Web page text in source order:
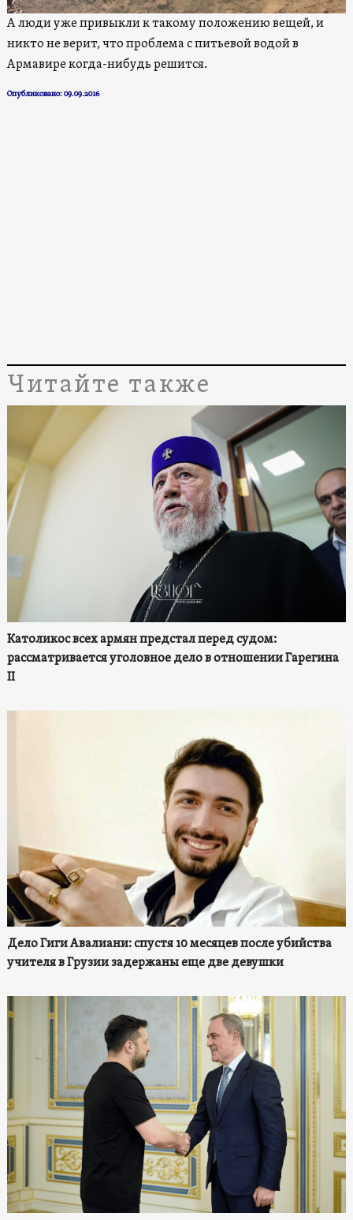
А люди уже привыкли к такому положению вещей, и
никто не верит, что проблема с питьевой водой в
Армавире когда-нибудь решится.
Опубликовано: 09.09.2016
Читайте также
Католикос всех армян предстал перед судом:
рассматривается уголовное дело в отношении Гарегина
II
Дело Гиги Авалиани: спустя 10 месяцев после убийства
учителя в Грузии задержаны еще две девушки